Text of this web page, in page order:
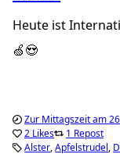
Heute ist
🍏😍
Zur Mittagszeit am
2 Likes
1 Repost
Alster Apfelstrudel